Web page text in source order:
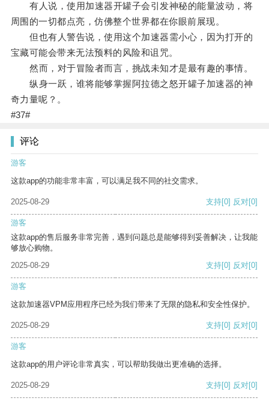
有人说，使用加速器开罐子会引发神秘的能量波动，将
周围的一切都点亮，仿佛整个世界都在你眼前展现。
但也有人警告说，使用这个加速器需小心，因为打开的
宝藏可能会带来无法预料的风险和诅咒。
然而，对于冒险者而言，挑战未知才是最有趣的事情。
纵身一跃，谁将能够掌握阿拉德之怒开罐子加速器的神
奇力量呢？。
#37#
评论
游客
这款app的功能非常丰富，可以满足我不同的社交需求。
2025-08-29 支持[0] 反对[0]
游客
这款app的售后服务非常完善，遇到问题总是能够得到妥善解决，让我能
够放心购物。
2025-08-29
支持[0] 反对[0]
游客
这款加速器VPM应用程序已经为我们带来了无限的隐私和安全性保护。
2025-08-29 支持[0] 反对[0]
游客
这款app的用户评论非常真实，可以帮助我做出更准确的选择。
2025-08-29 支持[0] 反对[0]